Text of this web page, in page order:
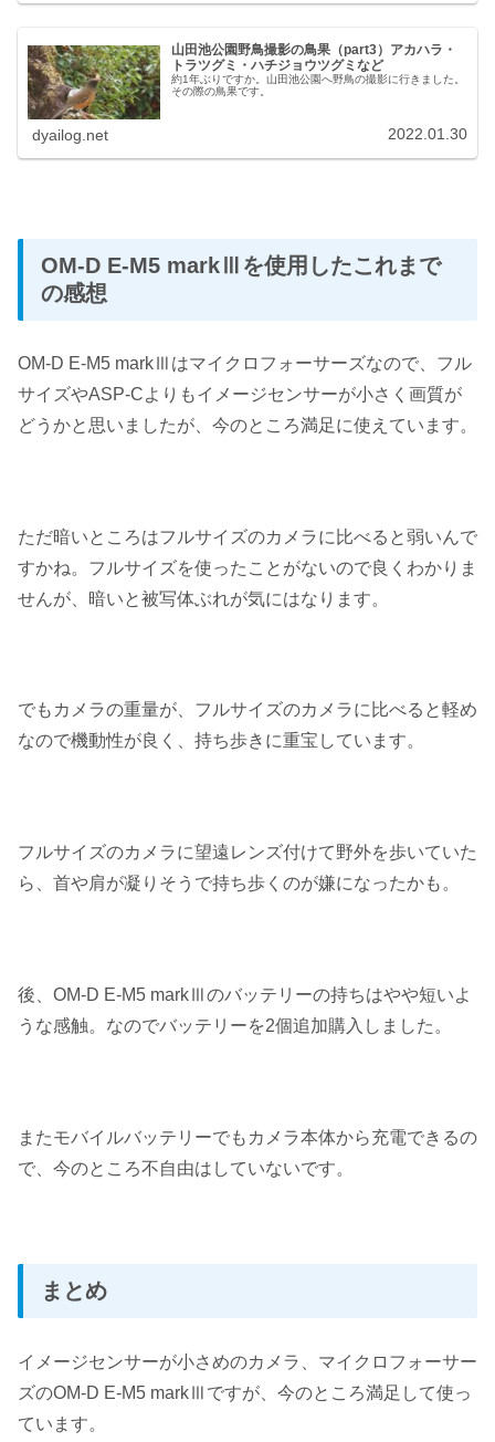
山田池公園野鳥撮影の鳥果（part3）アカハラ・
トラツグミ・ハチジョウツグミなど
約1年ぶりですか。山田池公園へ野鳥の撮影に行きました。
その際の鳥果です。
dyailog.net 2022.01.30
OM-D E-M5 markⅢを使用したこれまで
の感想
OM-D E-M5 markⅢはマイクロフォーサーズなので、フル
サイズやASP-Cよりもイメージセンサーが小さく画質が
どうかと思いましたが、今のところ満足に使えています。
ただ暗いところはフルサイズのカメラに比べると弱いんで
すかね。フルサイズを使ったことがないので良くわかりま
せんが、暗いと被写体ぶれが気にはなります。
でもカメラの重量が、フルサイズのカメラに比べると軽め
なので機動性が良く、持ち歩きに重宝しています。
フルサイズのカメラに望遠レンズ付けて野外を歩いていた
ら、首や肩が凝りそうで持ち歩くのが嫌になったかも。
後、OM-D E-M5 markⅢのバッテリーの持ちはやや短いよ
うな感触。なのでバッテリーを2個追加購入しました。
またモバイルバッテリーでもカメラ本体から充電できるの
で、今のところ不自由はしていないです。
まとめ
イメージセンサーが小さめのカメラ、マイクロフォーサー
ズのOM-D E-M5 markⅢですが、今のところ満足して使っ
ています。